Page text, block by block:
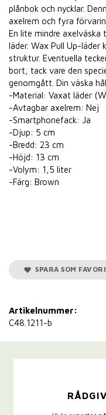
plånbok och nycklar.
axelrem och fyra
En lite mindre
läder. Wax Pull Up-läder
struktur. Eventuella
bort, tack vare den
genomgått. Din väska
-Material: Vaxat läder
-Avtagbar axelrem: Nej
-Smartphonefack: Ja
-Djup: 5 cm
-Bredd: 23 cm
-Höjd: 13 cm
-Volym: 1,5 liter
-Färg: Brown
SPARA SOM
Artikelnummer:
C48.1211-b